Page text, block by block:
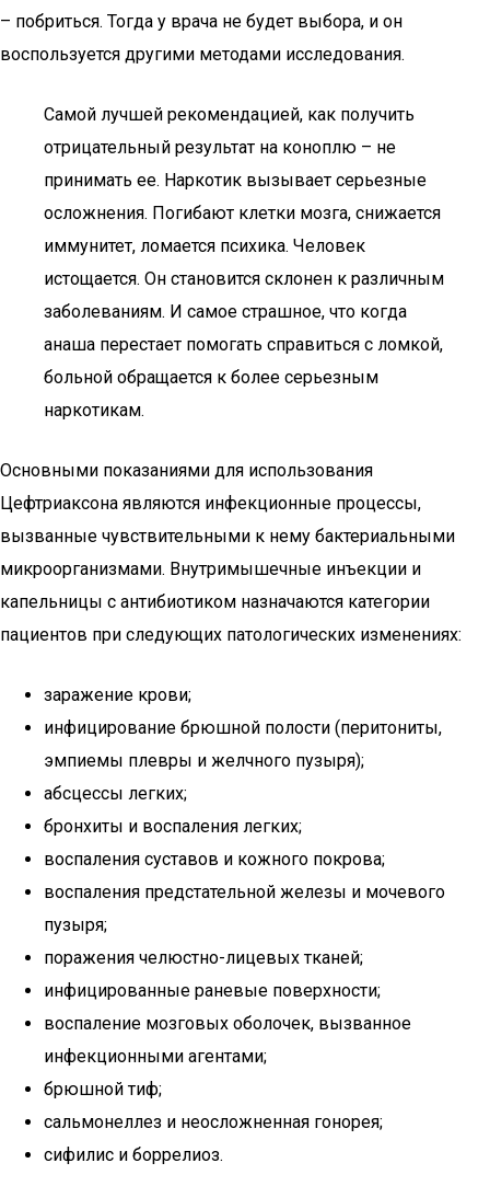
– побриться. Тогда у врача не будет выбора, и он
воспользуется другими методами исследования.
Самой лучшей рекомендацией, как получить
отрицательный результат на коноплю – не
принимать ее. Наркотик вызывает серьезные
осложнения. Погибают клетки мозга, снижается
иммунитет, ломается психика. Человек
истощается. Он становится склонен к различным
заболеваниям. И самое страшное, что когда
анаша перестает помогать справиться с ломкой,
больной обращается к более серьезным
наркотикам.
Основными показаниями для использования
Цефтриаксона являются инфекционные процессы,
вызванные чувствительными к нему бактериальными
микроорганизмами. Внутримышечные инъекции и
капельницы с антибиотиком назначаются категории
пациентов при следующих патологических изменениях:
заражение крови;
инфицирование брюшной полости (перитониты,
эмпиемы плевры и желчного пузыря);
абсцессы легких;
бронхиты и воспаления легких;
воспаления суставов и кожного покрова;
воспаления предстательной железы и мочевого
пузыря;
поражения челюстно-лицевых тканей;
инфицированные раневые поверхности;
воспаление мозговых оболочек, вызванное
инфекционными агентами;
брюшной тиф;
сальмонеллез и неосложненная гонорея;
сифилис и боррелиоз.